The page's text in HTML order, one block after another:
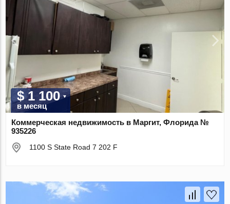
$ 1 100
в месяц
Коммерческая недвижимость в Маргит, Флорида №
935226
1100 S State Road 7 202 F